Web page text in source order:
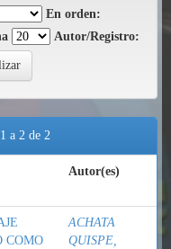
En orden:
Autor/Registro:
a 2 de 2
Autor(es)
COMO
ACHATA
QUISPE,